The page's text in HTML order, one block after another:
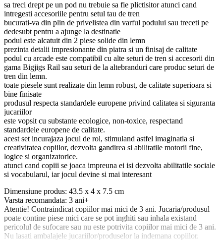
sa treci drept pe un pod nu trebuie sa fie plictisitor atunci cand
intregesti accesoriile pentru setul tau de tren
bucurati-va din plin de privelistea din varful podului sau treceti pe
dedesubt pentru a ajunge la destinatie
podul este alcatuit din 2 piese solide din lemn
prezinta detalii impresionante din piatra si un finisaj de calitate
podul cu arcade este compatibil cu alte seturi de tren si accesorii din
gama Bigjigs Rail sau seturi de la altebranduri care produc seturi de
tren din lemn.
toate piesele sunt realizate din lemn robust, de calitate superioara si
bine finisate
produsul respecta standardele europene privind calitatea si siguranta
jucariilor
este vopsit cu substante ecologice, non-toxice, respectand
standardele europene de calitate.
acest set incurajaza jocul de rol, stimuland astfel imaginatia si
creativitatea copiilor, dezvolta gandirea si abilitatile motorii fine,
logice si organizatorice.
atunci cand copiii se joaca impreuna ei isi dezvolta abilitatile sociale
si vocabularul, iar jocul devine si mai interesant
Dimensiune produs: 43.5 x 4 x 7.5 cm
Varsta recomandata: 3 ani+
Atentie! Contraindicat copiilor mai mici de 3 ani. Jucaria/produsul
poate contine piese mici care se pot inghiti sau inhala existand
pericolul de sufocare sau nu este potrivita copiilor mai mici de 3 ani.
Nu lasati ambalajele jucariilor/produselor la indemana copiilor.